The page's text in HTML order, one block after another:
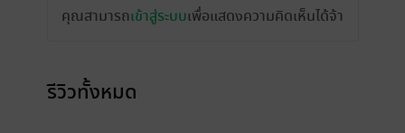
คุณสามารถเข้าสู่ระบบเพื่อแสดงความคิดเห็นได้จ้า
รีวิวทั้งหมด